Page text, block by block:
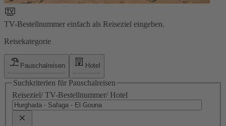
TV-Bestellnummer einfach als Reiseziel eingeben.
Reisekategorie
Pauschalreisen Hotel
Suchkriterien für Pauschalreisen
Reiseziel/ TV-Bestellnummer/ Hotel